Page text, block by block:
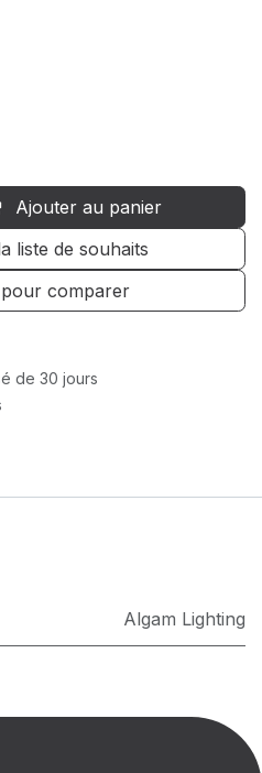
Ajouter au panier
comparer
liste de souhaits
de 30 jours
Algam Lighting